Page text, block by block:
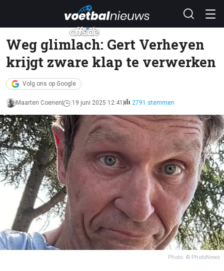
Weg glimlach: Gert Verheyen
krijgt zware klap te verwerken
Volg ons op Google
Maarten Coenen 19 juni 2025 12:41 2791 stemmen
Photo: © PhotoNews